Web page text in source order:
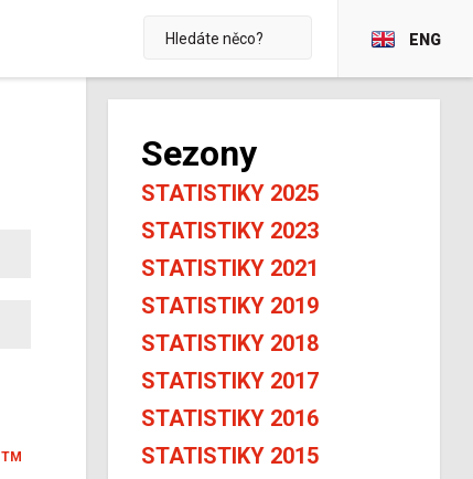
ENG
TM
Sezony
STATISTIKY 2025
STATISTIKY 2023
STATISTIKY 2021
STATISTIKY 2019
STATISTIKY 2018
STATISTIKY 2017
STATISTIKY 2016
STATISTIKY 2015